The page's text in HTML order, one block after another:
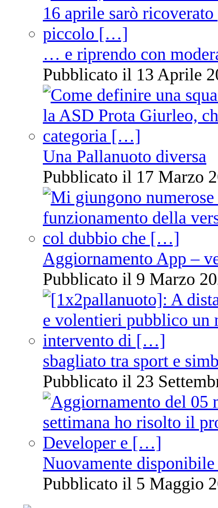
… e riprendo con
Pubblicato il 13 Aprile
Una Pallanuoto diversa
Pubblicato il 17 Marzo
Aggiornamento App –
Pubblicato il 9 Marzo
sbagliato tra sport e
Pubblicato il 23
Nuovamente
Pubblicato il 5 Maggio